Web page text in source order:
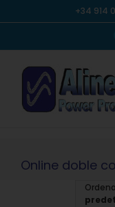
al
+34 914
Online doble